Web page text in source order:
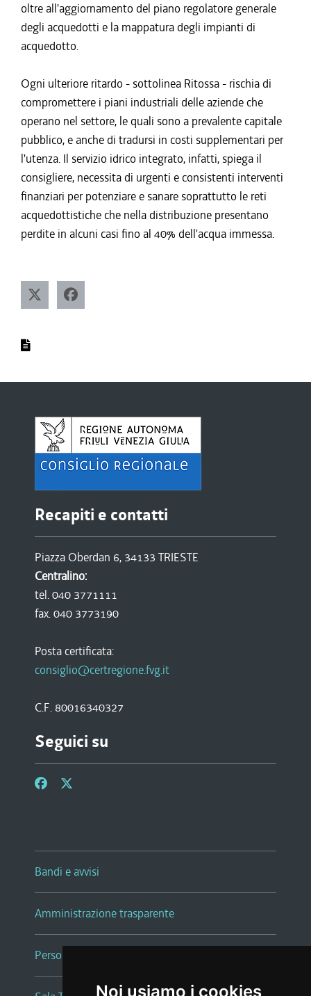
Noi usiamo i cookies
oltre all'aggiornamento del piano regolatore generale
degli acquedotti e la mappatura degli impianti di
acquedotto.
Ogni ulteriore ritardo - sottolinea Ritossa - rischia di
compromettere i piani industriali delle aziende che
operano nel settore, le quali sono a prevalente capitale
pubblico, e anche di tradursi in costi supplementari per
l'utenza. Il servizio idrico integrato, infatti, spiega il
consigliere, necessita di urgenti e consistenti interventi
finanziari per potenziare e sanare soprattutto le reti
acquedottistiche che nella distribuzione presentano
perdite in alcuni casi fino al 40% dell'acqua immessa.
Recapiti e contatti
Piazza Oberdan 6, 34133 TRIESTE
Centralino:
tel. 040 3771111
fax. 040 3773190
Posta certificata:
consiglio@certregione.fvg.it
C.F. 80016340327
Seguici su
Bandi e avvisi
Amministrazione trasparente
Persone e Uffici